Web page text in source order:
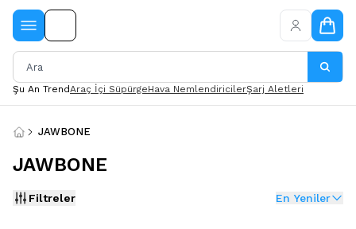
Şu An TrendAraç İçi SüpürgeHava NemlendiricilerŞarj Aletleri
JAWBONE
JAWBONE
Filtreler En Yeniler